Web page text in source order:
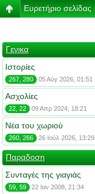
Ευρετήριο σελίδας
Γενικα
Ιστορίες
267, 280 05 Αύγ 2026, 01:51
Ασχολίες
22, 22 09 Απρ 2024, 18:21
Νέα του χωριού
260, 266 26 Ιούλ 2026, 13:29
Παραδοση
Συνταγές της γιαγιάς
59, 59 22 Ιαν 2008, 21:34